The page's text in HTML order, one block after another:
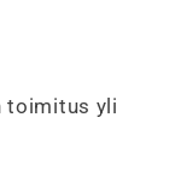
toimitus yli